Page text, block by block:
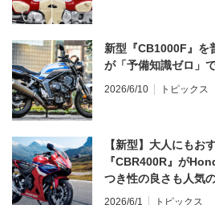
新型『CB1000F』を
が「予備知識ゼロ」
2026/6/10 トピックス
【新型】大人にもお
『CBR400R』が
つき性の良さも人気
2026/6/1 トピックス